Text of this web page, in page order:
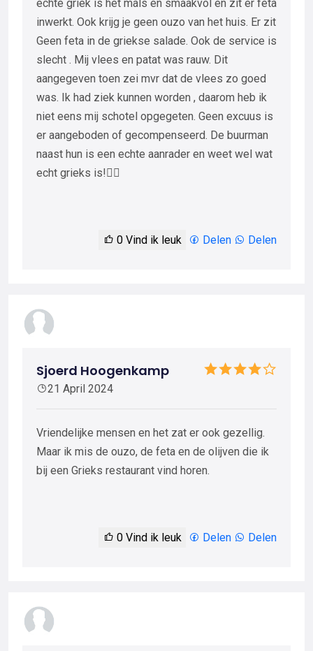
echte griek is het mals en smaakvol en zit er feta
inwerkt. Ook krijg je geen ouzo van het huis. Er zit
Geen feta in de griekse salade. Ook de service is
slecht . Mij vlees en patat was rauw. Dit
aangegeven toen zei mvr dat de vlees zo goed
was. Ik had ziek kunnen worden , daarom heb ik
niet eens mij schotel opgegeten. Geen excuus is
er aangeboden of gecompenseerd. De buurman
naast hun is een echte aanrader en weet wel wat
echt grieks is!👍🏼
0 Vind ik leuk Delen Delen
Sjoerd Hoogenkamp
21 April 2024
Vriendelijke mensen en het zat er ook gezellig.
Maar ik mis de ouzo, de feta en de olijven die ik
bij een Grieks restaurant vind horen.
0 Vind ik leuk Delen Delen